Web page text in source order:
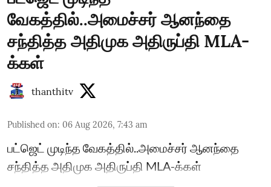
வேகத்தில்..அமைச்சர் ஆனந்தை
சந்தித்த அதிமுக அதிருப்தி MLA-
க்கள்
thanthitv
Published on: 06 Aug 2026, 7:43 am
பட்ஜெட் முடிந்த வேகத்தில்..அமைச்சர் ஆனந்தை
சந்தித்த அதிமுக அதிருப்தி MLA-க்கள்